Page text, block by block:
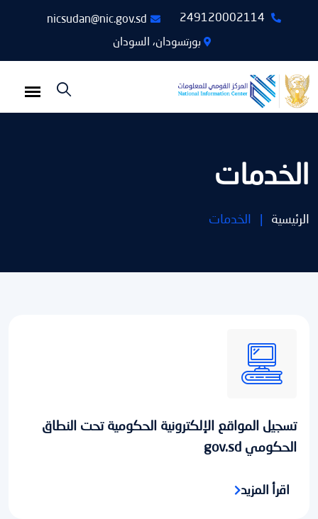
nicsudan@nic.gov.sd
بورتسودان، السودان
الخدمات
الرئيسية الخدمات
تسجيل المواقع الإلكترونية الحكومية تحت النطاق
الحكومي gov.sd
اقرأ المزيد